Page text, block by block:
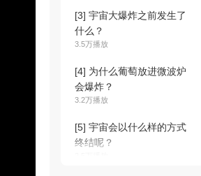
[3] 宇宙大爆炸之前发生了
什么？
3.5万播放
[4] 为什么葡萄放进微波炉
会爆炸？
3.2万播放
[5] 宇宙会以什么样的方式
终结呢？